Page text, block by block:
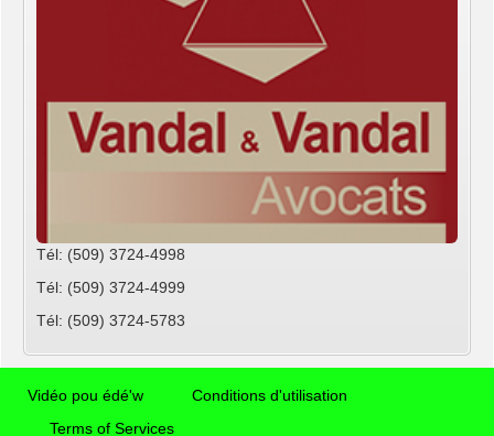
Tél: (509) 3724-4998
Tél: (509) 3724-4999
Tél: (509) 3724-5783
Vidéo pou édé'w
Conditions d'utilisation
Terms of Services